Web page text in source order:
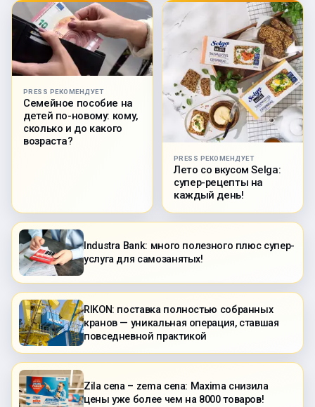
PRESS РЕКОМЕНДУЕТ
Семейное пособие на
детей по-новому: кому,
сколько и до какого
возраста?
PRESS РЕКОМЕНДУЕТ
Лето со вкусом Selga:
супер-рецепты на
каждый день!
Industra Bank: много полезного плюс супер-
услуга для самозанятых!
RIKON: поставка полностью собранных
кранов — уникальная операция, ставшая
повседневной практикой
Zila cena – zema cena: Maxima снизила
цены уже более чем на 8000 товаров!